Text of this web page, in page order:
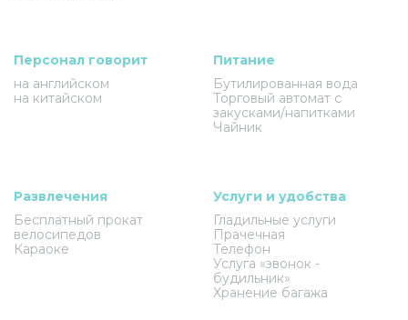
Персонал говорит
на английском
на китайском
Питание
Бутилированная вода
Торговый автомат с
закусками/напитками
Чайник
Развлечения
Бесплатный прокат
велосипедов
Караоке
Услуги и удобства
Гладильные услуги
Прачечная
Телефон
Услуга «звонок -
будильник»
Хранение багажа